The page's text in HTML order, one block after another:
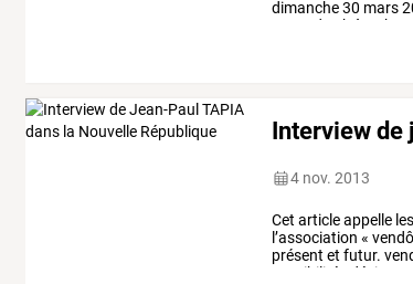
dimanche30 mars
de 8h à 18h
Interview de
4 nov. 2013
Cet articleappelle les
l’association «
présent et futur.
sensibilités